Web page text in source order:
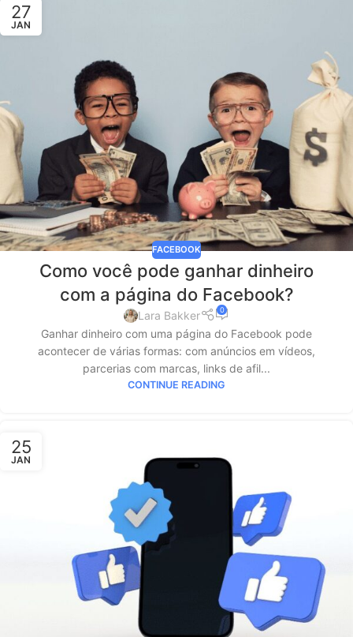
27
JAN
FACEBOOK
Como você pode ganhar dinheiro
com a página do Facebook?
Lara Bakker 0
Ganhar dinheiro com uma página do Facebook pode
acontecer de várias formas: com anúncios em vídeos,
parcerias com marcas, links de afil...
CONTINUE READING
25
JAN